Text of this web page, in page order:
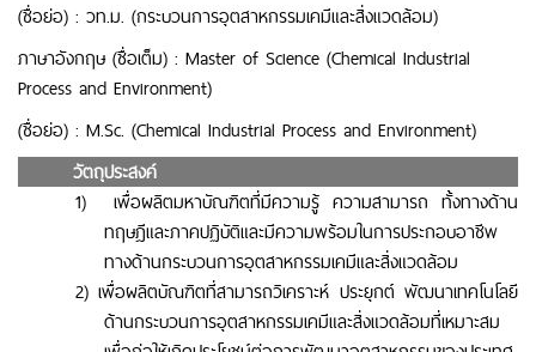
(ชื่อย่อ) : วท.ม. (กระบวนการอุตสาหกรรมเคมีและสิ่งแวดล้อม)
ภาษาอังกฤษ (ชื่อเต็ม) : Master of Science (Chemical Industrial
Process and Environment)
(ชื่อย่อ) : M.Sc. (Chemical Industrial Process and Environment)
วัตถุประสงค์
1)
เพื่อผลิตมหาบัณฑิตที่มีความรู้ ความสามารถ ทั้งทางด้าน
ทฤษฎีและภาคปฏิบัติและมีความพร้อมในการประกอบอาชีพ
ทางด้านกระบวนการอุตสาหกรรมเคมีและสิ่งแวดล้อม
2) เพื่อผลิตบัณฑิตที่สามารถวิเคราะห์ ประยุกต์ พัฒนาเทคโนโลยี
ด้านกระบวนการอุตสาหกรรมเคมีและสิ่งแวดล้อมที่เหมาะสม